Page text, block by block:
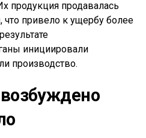
продукция продавалась
что привело к ущербу более
инициировали
производство.